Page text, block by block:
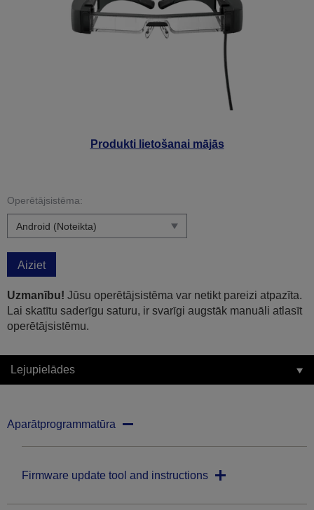
Produkti lietošanai mājās
Operētājsistēma:
Aiziet
Uzmanību! Jūsu operētājsistēma var netikt pareizi atpazīta.
Lai skatītu saderīgu saturu, ir svarīgi augstāk manuāli atlasīt
operētājsistēmu.
Lejupielādes
Aparātprogrammatūra
Firmware update tool and instructions